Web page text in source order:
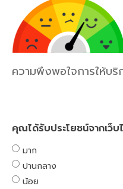
ความพึงพอใจการให้บริ
คุณได้รับประโยชน์จากเว็
มาก
ปานกลาง
น้อย